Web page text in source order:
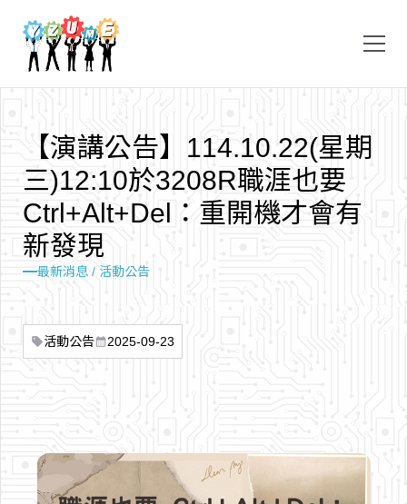
最新消息 / 活動公告
【演講公告】 114.10.22(星期
三)12:10於3208R職涯也要
Ctrl+Alt+Del ： 重開機才會有
新發現
sell活動公告calendar_month 2025-09-23